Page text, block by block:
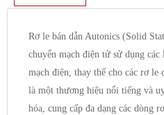
Rơ le bán dẫn Autonics (Solid
chuyển mạch điện tử sử dụng
mạch điện, thay thế cho các rơ le
là một thương hiệu nổi tiếng và
hóa, cung cấp đa dạng các dòng